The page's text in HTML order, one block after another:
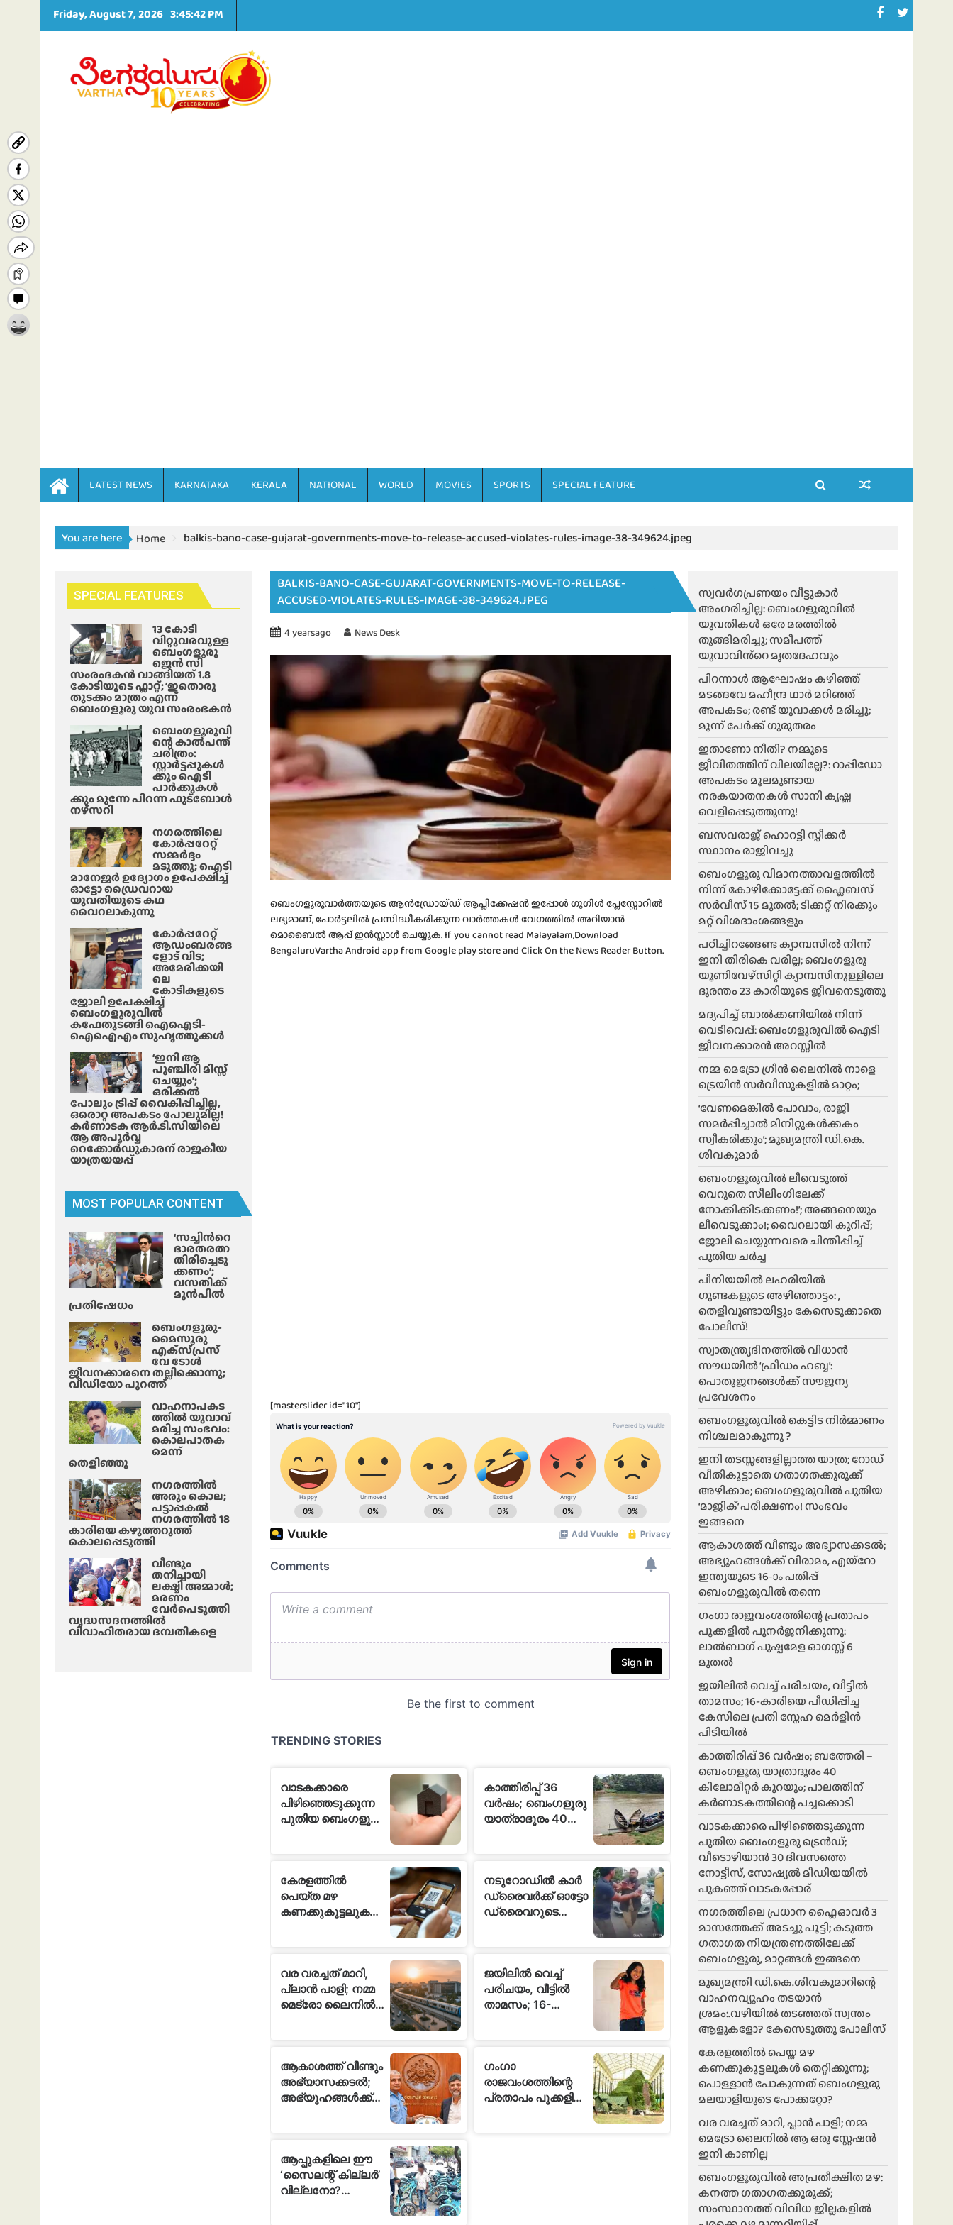
Friday, August 7, 2026 3:45:43 PM
LATEST NEWS KARNATAKA KERALA NATIONAL WORLD MOVIES SPORTS SPECIAL FEATURE
You are here Home balkis-bano-case-gujarat-governments-move-to-release-accused-violates-rules-image-38-349624.jpeg
BALKIS-BANO-CASE-GUJARAT-GOVERNMENTS-MOVE-TO-RELEASE-
ACCUSED-VIOLATES-RULES-IMAGE-38-349624.JPEG
4 yearsago News Desk
ബെംഗളൂരുവാർത്തയുടെ ആൻഡ്രോയ്ഡ് ആപ്ലിക്കേഷൻ ഇപ്പോൾ ഗൂഗിൾ പ്ലേസ്റ്റോറിൽ
ലഭ്യമാണ്, പോർട്ടലിൽ പ്രസിദ്ധീകരിക്കുന്ന വാർത്തകൾ വേഗത്തിൽ അറിയാൻ
മൊബൈൽ ആപ്പ് ഇൻസ്റ്റാൾ ചെയ്യുക. If you cannot read Malayalam,Download
BengaluruVartha Android app from Google play store and Click On the News Reader Button.
[masterslider id="10"]
SPECIAL FEATURES
13 കോടി
വിറ്റുവരവുള്ള
ബെംഗളൂരു
ജെൻ സി
സംരംഭകൻ വാങ്ങിയത് 1.8
കോടിയുടെ ഫ്ലാറ്റ്; ‘ഇതൊരു
തുടക്കം മാത്രം എന്ന്
ബെംഗളൂരു യുവ സംരംഭകൻ
ബെംഗളൂരുവി
ന്റെ കാൽപന്ത്
ചരിത്രം:
സ്റ്റാർട്ടപ്പുകൾ
ക്കും ഐടി
പാർക്കുകൾ
ക്കും മുന്നേ പിറന്ന ഫുട്ബോൾ
നഴ്സറി
നഗരത്തിലെ
കോർപ്പറേറ്റ്
സമ്മർദ്ദം
മടുത്തു; ഐടി
മാനേജർ ഉദ്യോഗം ഉപേക്ഷിച്ച്
ഓട്ടോ ഡ്രൈവറായ
യുവതിയുടെ കഥ
വൈറലാകുന്നു
കോർപ്പറേറ്റ്
ആഡംബരങ്ങ
ളോട് വിട;
അമേരിക്കയി
ലെ
കോടികളുടെ
ജോലി ഉപേക്ഷിച്ച്
ബെംഗളൂരുവിൽ
കഫേതുടങ്ങി ഐഐടി-
ഐഐഎം സുഹൃത്തുക്കൾ
‘ഇനി ആ
പുഞ്ചിരി മിസ്സ്
ചെയ്യും’;
ഒരിക്കൽ
പോലും ട്രിപ്പ് വൈകിപ്പിച്ചില്ല,
ഒരൊറ്റ അപകടം പോലുമില്ല!
കർണാടക ആർ.ടി.സിയിലെ
ആ അപൂർവ്വ
റെക്കോർഡുകാരന് രാജകീയ
യാത്രയയപ്പ്
MOST POPULAR CONTENT
‘സച്ചിന്‍റെ
ഭാരതരത്ന
തിരിച്ചെടു
ക്കണം’;
വസതിക്ക്
മുൻപിൽ
പ്രതിഷേധം
ബെംഗളൂരു-
മൈസൂരു
എക്‌സ്‌പ്രസ്‌
വേ ടോൾ
ജീവനക്കാരനെ തല്ലിക്കൊന്നു;
വീഡിയോ പുറത്ത്
വാഹനാപകട
ത്തിൽ യുവാവ്
മരിച്ച സംഭവം:
കൊലപാതക
മെന്ന്
തെളിഞ്ഞു
നഗരത്തിൽ
അരും കൊല;
പട്ടാപ്പകൽ
നഗരത്തിൽ 18
കാരിയെ കഴുത്തറുത്ത്
കൊലപ്പെടുത്തി
വീണ്ടും
തനിച്ചായി
ലക്ഷ്മി അമ്മാള്‍;
മരണം
വേർപെടുത്തി
വൃദ്ധസദനത്തില്‍
വിവാഹിതരായ ദമ്പതികളെ
സ്വവർഗപ്രണയം വീട്ടുകാർ
അംഗരിച്ചില്ല: ബെംഗളൂരുവിൽ
യുവതികൾ ഒരേ മരത്തിൽ
തൂങ്ങിമരിച്ചു; സമീപത്ത്
യുവാവിൻ്റെ മൃതദേഹവും
പിറന്നാൾ ആഘോഷം കഴിഞ്ഞ്
മടങ്ങവേ മഹീന്ദ്ര ഥാർ മറിഞ്ഞ്
അപകടം; രണ്ട് യുവാക്കൾ മരിച്ചു;
മൂന്ന് പേർക്ക് ഗുരുതരം
ഇതാണോ നീതി? നമ്മുടെ
ജീവിതത്തിന് വിലയില്ലേ?: റാപ്പിഡോ
അപകടം മൂലമുണ്ടായ
നരകയാതനകൾ സാനി കൃഷ്ണ
വെളിപ്പെടുത്തുന്നു!
ബസവരാജ് ഹൊറട്ടി സ്പീക്കർ
സ്ഥാനം രാജിവച്ചു
ബെംഗളൂരു വിമാനത്താവളത്തിൽ
നിന്ന് കോഴിക്കോട്ടേക്ക് ഫ്ലൈബസ്
സർവീസ് 15 മുതൽ; ടിക്കറ്റ് നിരക്കും
മറ്റ് വിശദാംശങ്ങളും
പഠിച്ചിറങ്ങേണ്ട ക്യാമ്പസിൽ നിന്ന്
ഇനി തിരികെ വരില്ല; ബെംഗളൂരു
യൂണിവേഴ്സിറ്റി ക്യാമ്പസിനുള്ളിലെ
ദുരന്തം 23 കാരിയുടെ ജീവനെടുത്തു
മദ്യപിച്ച് ബാൽക്കണിയിൽ നിന്ന്
വെടിവെപ്പ്: ബെംഗളൂരുവിൽ ഐടി
ജീവനക്കാരൻ അറസ്റ്റിൽ
നമ്മ മെട്രോ ഗ്രീൻ ലൈനിൽ നാളെ
ട്രെയിൻ സർവീസുകളിൽ മാറ്റം;
‘വേണമെങ്കിൽ പോവാം, രാജി
സമർപ്പിച്ചാൽ മിനിറ്റുകൾക്കകം
സ്വീകരിക്കും’; മുഖ്യമന്ത്രി ഡി.കെ.
ശിവകുമാർ
ബെം​ഗളൂരുവിൽ ലീവെടുത്ത്
വെറുതെ സീലിംഗിലേക്ക്
നോക്കിക്കിടക്കണം!’; അങ്ങനെയും
ലീവെടുക്കാം!; വൈറലായി കുറിപ്പ്;
ജോലി ചെയ്യുന്നവരെ ചിന്തിപ്പിച്ച്
പുതിയ ചർച്ച
പീനിയയിൽ ലഹരിയിൽ
ഗുണ്ടകളുടെ അഴിഞ്ഞാട്ടം: ,
തെളിവുണ്ടായിട്ടും കേസെടുക്കാതെ
പോലീസ്!
സ്വാതന്ത്ര്യദിനത്തിൽ വിധാൻ
സൗധയിൽ ‘ഫ്രീഡം ഹബ്ബ’:
പൊതുജനങ്ങൾക്ക് സൗജന്യ
പ്രവേശനം
ബെംഗളൂരുവിൽ കെട്ടിട നിർമ്മാണം
നിശ്ചലമാകുന്നു ?
ഇനി തടസ്സങ്ങളില്ലാത്ത യാത്ര; റോഡ്
വീതികൂട്ടാതെ ഗതാഗതക്കുരുക്ക്
അഴിക്കാം; ബെംഗളൂരുവിൽ പുതിയ
‘മാജിക്’ പരീക്ഷണം! സംഭവം
ഇങ്ങനെ
ആകാശത്ത് വീണ്ടും അഭ്യാസക്കടൽ;
അഭ്യൂഹങ്ങൾക്ക് വിരാമം, എയ്റോ
ഇന്ത്യയുടെ 16-ാം പതിപ്പ്
ബെംഗളൂരുവിൽ തന്നെ
ഗംഗാ രാജവംശത്തിന്റെ പ്രതാപം
പൂക്കളിൽ പുനർജനിക്കുന്നു:
ലാൽബാഗ് പുഷ്പമേള ഓഗസ്റ്റ് 6
മുതൽ
ജയിലിൽ വെച്ച് പരിചയം, വീട്ടിൽ
താമസം; 16-കാരിയെ പീഡിപ്പിച്ച
കേസിലെ പ്രതി സ്നേഹ മെർളിൻ
പിടിയിൽ
കാത്തിരിപ്പ് 36 വർഷം; ബത്തേരി –
ബെംഗളൂരു യാത്രാദൂരം 40
കിലോമീറ്റർ കുറയും; പാലത്തിന്
കർണാടകത്തിന്റെ പച്ചക്കൊടി
വാടകക്കാരെ പിഴിഞ്ഞെടുക്കുന്ന
പുതിയ ബെംഗളൂരു ട്രെൻഡ്;
വീടൊഴിയാൻ 30 ദിവസത്തെ
നോട്ടീസ്, സോഷ്യൽ മീഡിയയിൽ
പുകഞ്ഞ് വാടകപ്പോര്
ന​ഗരത്തിലെ പ്രധാന ഫ്ലൈഓവർ 3
മാസത്തേക്ക് അടച്ചു പൂട്ടി; കടുത്ത
ഗതാഗത നിയന്ത്രണത്തിലേക്ക്
ബെംഗളൂരു, മാറ്റങ്ങൾ ഇങ്ങനെ
മുഖ്യമന്ത്രി ഡി.കെ.ശിവകുമാറിന്റെ
വാഹനവ്യൂഹം തടയാൻ
ശ്രമം:.വഴിയിൽ തടഞ്ഞത് സ്വന്തം
ആളുകളോ? കേസെടുത്തു പോലീസ്
കേരളത്തിൽ പെയ്ത മഴ
കണക്കുകൂട്ടലുകൾ തെറ്റിക്കുന്നു;
പൊള്ളാൻ പോകുന്നത് ബെംഗളൂരു
മലയാളിയുടെ പോക്കറ്റോ?
വര വരച്ചത് മാറി, പ്ലാൻ പാളി; നമ്മ
മെട്രോ ലൈനിൽ ആ ഒരു സ്റ്റേഷൻ
ഇനി കാണില്ല
ബെംഗളൂരുവിൽ അപ്രതീക്ഷിത മഴ:
കനത്ത ഗതാഗതക്കുരുക്ക്;
സംസ്ഥാനത്ത് വിവിധ ജില്ലകളിൽ